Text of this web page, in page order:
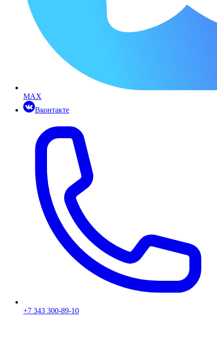
MAX
Вконтакте
+7 343 300-89-10